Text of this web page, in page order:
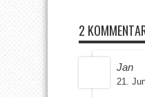
2
Jan
21.